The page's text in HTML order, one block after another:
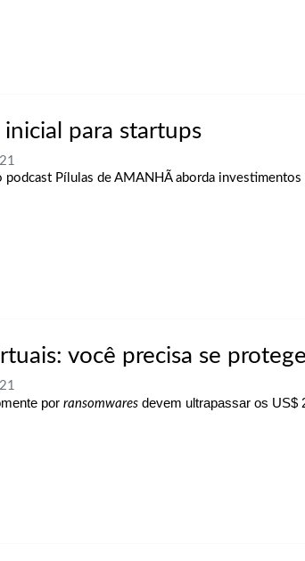
para startups
Pílulas de AMANHÃ aborda investimentos
você precisa se
por ransomwares devem ultrapassar os US$